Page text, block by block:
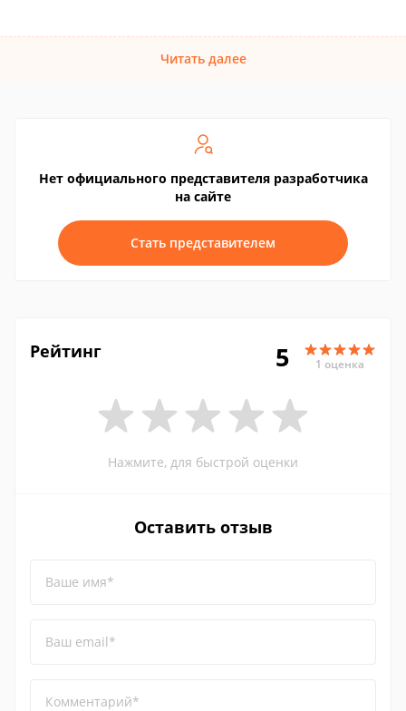
Читать далее
Нет официального представителя разработчика
на сайте
Стать представителем
Рейтинг 5 1 оценка
Нажмите, для быстрой оценки
Оставить отзыв
Ваше имя*
Ваш email*
Комментарий*